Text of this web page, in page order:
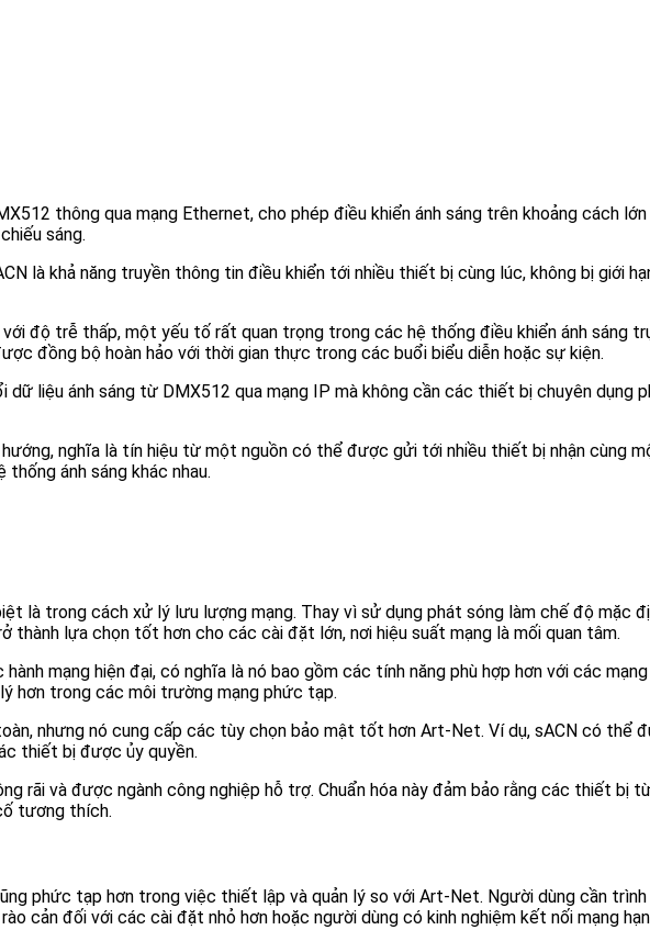
thông qua mạng Ethernet, cho phép điều khiển ánh sáng trên khoảng cách
sáng.
là khả năng truyền thông tin điều khiển tới nhiều thiết bị cùng lúc, không bị giới
độ trễ thấp, một yếu tố rất quan trọng trong các hệ thống điều khiển ánh sáng
đồng bộ hoàn hảo với thời gian thực trong các buổi biểu diễn hoặc sự kiện.
dữ liệu ánh sáng từ DMX512 qua mạng IP mà không cần các thiết bị chuyên dụng
nghĩa là tín hiệu từ một nguồn có thể được gửi tới nhiều thiết bị nhận cùng
ánh sáng khác nhau.
là trong cách xử lý lưu lượng mạng. Thay vì sử dụng phát sóng làm chế độ mặc
thành lựa chọn tốt hơn cho các cài đặt lớn, nơi hiệu suất mạng là mối quan tâm.
mạng hiện đại, có nghĩa là nó bao gồm các tính năng phù hợp hơn với các
hơn trong các môi trường mạng phức tạp.
nhưng nó cung cấp các tùy chọn bảo mật tốt hơn Art-Net. Ví dụ, sACN có
thiết bị được ủy quyền.
rãi và được ngành công nghiệp hỗ trợ. Chuẩn hóa này đảm bảo rằng các thiết bị
tương thích.
phức tạp hơn trong việc thiết lập và quản lý so với Art-Net. Người dùng cần
cản đối với các cài đặt nhỏ hơn hoặc người dùng có kinh nghiệm kết nối mạng